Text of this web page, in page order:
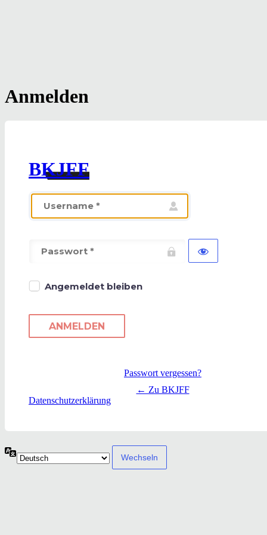
Anmelden
BKJFF
Angemeldet bleiben
Passwort vergessen?
← Zu BKJFF
Datenschutzerklärung